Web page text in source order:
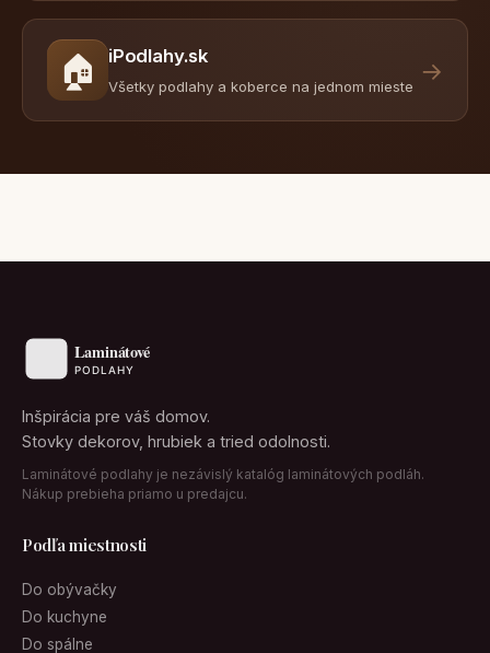
🏠 iPodlahy.sk
Všetky podlahy a koberce na jednom mieste
→
Inšpirácia pre váš domov.
Stovky dekorov, hrubiek a tried odolnosti.
Laminátové podlahy je nezávislý katalóg laminátových podláh.
Nákup prebieha priamo u predajcu.
Podľa miestnosti
Do obývačky
Do kuchyne
Do spálne